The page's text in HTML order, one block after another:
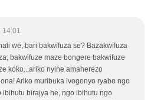
14:01
we, bari bakwifuza se? Bazakwifuza
bakwifuze maze bongere bakwifuze
koko...ariko nyine amaherezo
Ariko muribuka ivogonyo ryabo ngo
ibihutu birajya he, ngo ibihutu ngo